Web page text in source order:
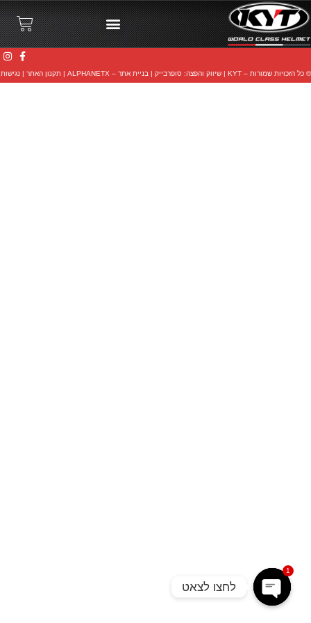
© כל הזכויות שמורות – KYT | שיווק והפצה: סופרבייק |בניית אתר – ALPHANETX תקנון האתר נגישות
לחצו לצאט
1